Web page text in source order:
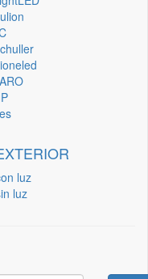
luz
luz